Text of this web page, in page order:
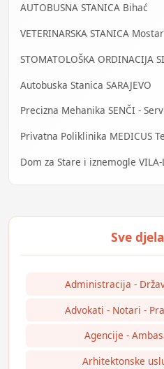
AUTOBUSNA STANICA Bihać
VETERINARSKA STANICA Mostar
STOMATOLOŠKA ORDINACIJA
Autobuska Stanica SARAJEVO
Precizna Mehanika SENČI -
Privatna Poliklinika MEDICUS
Dom za Stare i iznemogle
Administracija -
Advokati - Notari -
Agencije -
Arhitektonske